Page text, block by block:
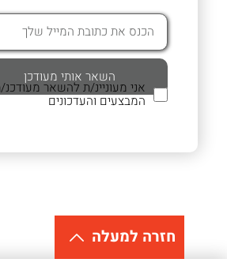
אני מעוניינ/ת להשאר
המבצעים והעדכונים
חזרה למעלה